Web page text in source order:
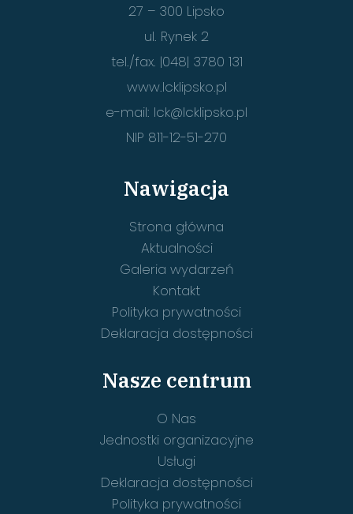
27 – 300 Lipsko
ul. Rynek 2
tel./fax. |048| 3780 131
www.lcklipsko.pl
e-mail: lck@lcklipsko.pl
NIP 811-12-51-270
Nawigacja
Strona główna
Aktualności
Galeria wydarzeń
Kontakt
Polityka prywatności
Deklaracja dostępności
Nasze centrum
O Nas
Jednostki organizacyjne
Usługi
Deklaracja dostępności
Polityka prywatności